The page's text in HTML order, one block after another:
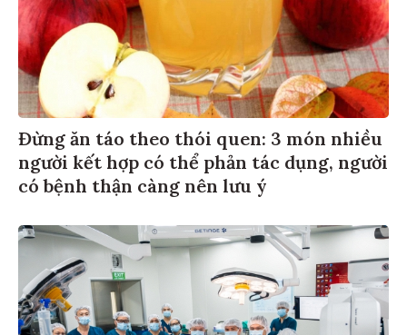
Đừng ăn táo theo thói quen: 3 món nhiều
người kết hợp có thể phản tác dụng, người
có bệnh thận càng nên lưu ý